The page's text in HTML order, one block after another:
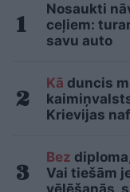
Nosaukti
ceļiem:
savu auto
Kā duncis
Krievijas
Bez
Vai tiešām